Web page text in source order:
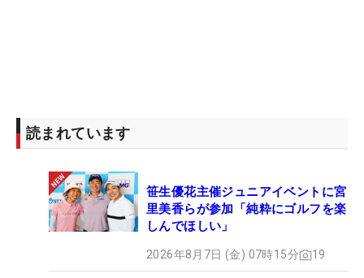
読まれています
笹生優花主催ジュニアイベントに宮
里美香らが参加「純粋にゴルフを楽
しんでほしい」
2026年8月7日 (金) 07時15分 19